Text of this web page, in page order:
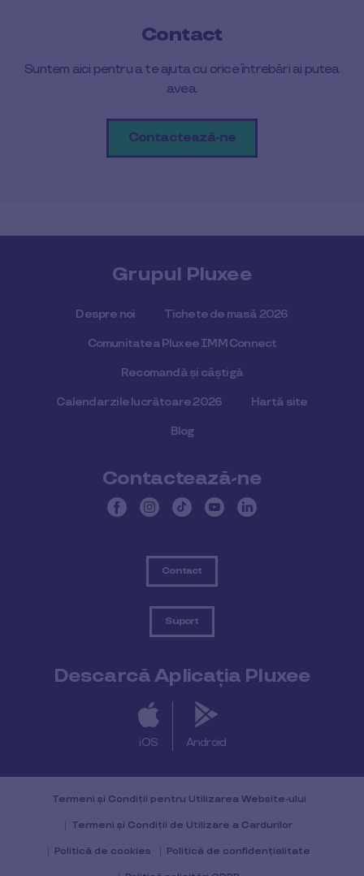
Contact
Suntem aici pentru a te ajuta cu orice întrebări ai putea
avea.
Contactează-ne
Grupul Pluxee
Despre noi Tichete de masă 2026
Comunitatea Pluxee IMM Connect
Recomandă și câștigă
Calendar zile lucrătoare 2026 Hartă site
Blog
Contactează-ne
Contact
Suport
Descarcă Aplicația Pluxee
iOS Android
Termeni și Condiții pentru Utilizarea Website-ului
Termeni și Condiții de Utilizare a Cardurilor
Politică de cookies Politică de confidențialitate